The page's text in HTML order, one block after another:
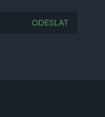
ODESLAT